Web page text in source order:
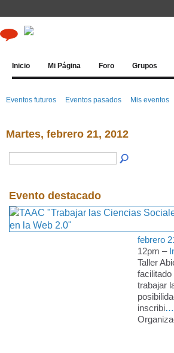
Inicio Mi Página Foro Grupos
Eventos futuros Eventos pasados Mis eventos
Martes, febrero 21, 2012
Evento destacado
febrero
12pm –
Taller
trabajar
inscribi…